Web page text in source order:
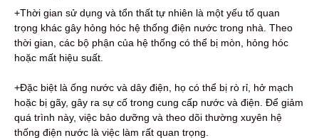
+Thời gian sử dụng và tổn thất tự nhiên là một yếu tố quan
trọng khác gây hỏng hóc hệ thống điện nước trong nhà. Theo
thời gian, các bộ phận của hệ thống có thể bị mòn, hỏng hóc
hoặc mất hiệu suất.
+Đặc biệt là ống nước và dây điện, họ có thể bị rò rỉ, hở mạch
hoặc bị gãy, gây ra sự cố trong cung cấp nước và điện. Để giảm
quá trình này, việc bảo dưỡng và theo dõi thường xuyên hệ
thống điện nước là việc làm rất quan trọng.